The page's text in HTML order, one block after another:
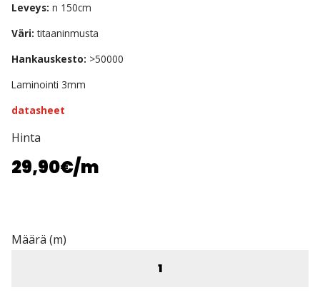
Leveys: n 150cm
Väri: titaaninmusta
Hankauskesto: >50000
Laminointi 3mm
datasheet
Hinta
29,90€/m
Määrä (m)